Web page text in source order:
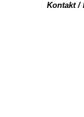
Kontakt /